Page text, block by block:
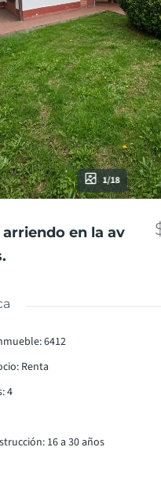
1/18
arriendo en la av
:6412
: Renta
:4
: 16 a 30 años